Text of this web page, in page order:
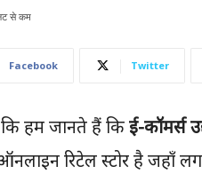
सेकम
Facebook Twitter
हम जानते हैं किई-कॉमर्स
रिटेल स्टोर है जहाँ